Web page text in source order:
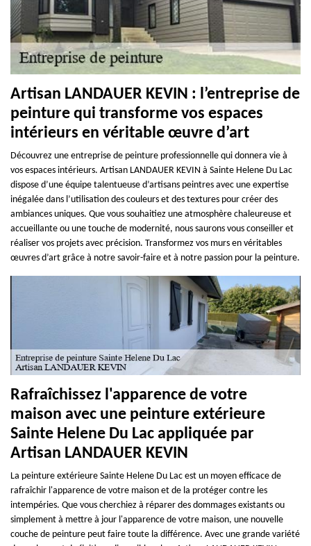
Artisan LANDAUER KEVIN : l’entreprise de
peinture qui transforme vos espaces
intérieurs en véritable œuvre d’art
Découvrez une entreprise de peinture professionnelle qui donnera vie à
vos espaces intérieurs. Artisan LANDAUER KEVIN à Sainte Helene Du Lac
dispose d’une équipe talentueuse d’artisans peintres avec une expertise
inégalée dans l’utilisation des couleurs et des textures pour créer des
ambiances uniques. Que vous souhaitiez une atmosphère chaleureuse et
accueillante ou une touche de modernité, nous saurons vous conseiller et
réaliser vos projets avec précision. Transformez vos murs en véritables
œuvres d’art grâce à notre savoir-faire et à notre passion pour la peinture.
Rafraîchissez l'apparence de votre
maison avec une peinture extérieure
Sainte Helene Du Lac appliquée par
Artisan LANDAUER KEVIN
La peinture extérieure Sainte Helene Du Lac est un moyen efficace de
rafraîchir l'apparence de votre maison et de la protéger contre les
intempéries. Que vous cherchiez à réparer des dommages existants ou
simplement à mettre à jour l'apparence de votre maison, une nouvelle
couche de peinture peut faire toute la différence. Avec une grande variété